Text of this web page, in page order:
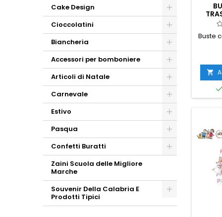
Cake Design
Cioccolatini
Biancheria
Accessori per bomboniere
Articoli di Natale
Carnevale
Estivo
Pasqua
Confetti Buratti
Zaini Scuola delle Migliore
Marche
Souvenir Della Calabria E
Prodotti Tipici
Buste
